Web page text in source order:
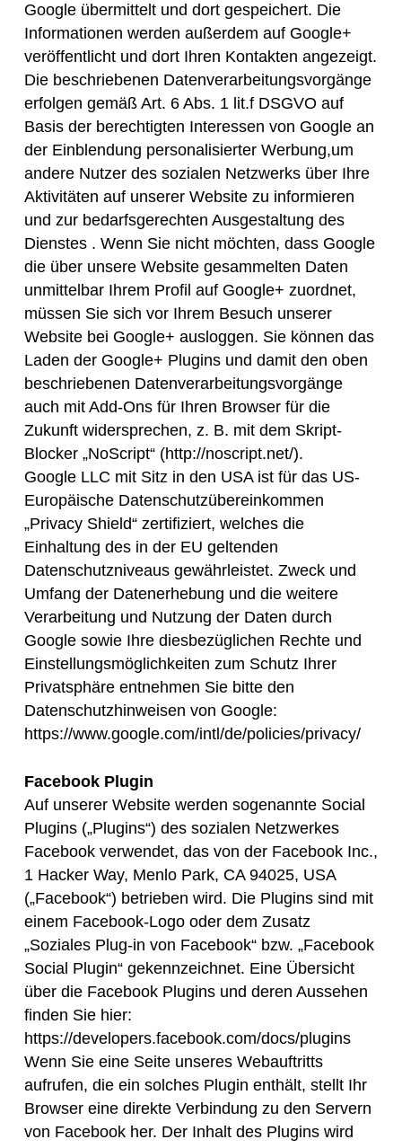
Google übermittelt und dort gespeichert. Die
Informationen werden außerdem auf Google+
veröffentlicht und dort Ihren Kontakten angezeigt.
Die beschriebenen Datenverarbeitungsvorgänge
erfolgen gemäß Art. 6 Abs. 1 lit.f DSGVO auf
Basis der berechtigten Interessen von Google an
der Einblendung personalisierter Werbung,um
andere Nutzer des sozialen Netzwerks über Ihre
Aktivitäten auf unserer Website zu informieren
und zur bedarfsgerechten Ausgestaltung des
Dienstes . Wenn Sie nicht möchten, dass Google
die über unsere Website gesammelten Daten
unmittelbar Ihrem Profil auf Google+ zuordnet,
müssen Sie sich vor Ihrem Besuch unserer
Website bei Google+ ausloggen. Sie können das
Laden der Google+ Plugins und damit den oben
beschriebenen Datenverarbeitungsvorgänge
auch mit Add-Ons für Ihren Browser für die
Zukunft widersprechen, z. B. mit dem Skript-
Blocker „NoScript“ (http://noscript.net/).
Google LLC mit Sitz in den USA ist für das US-
Europäische Datenschutzübereinkommen
„Privacy Shield“ zertifiziert, welches die
Einhaltung des in der EU geltenden
Datenschutzniveaus gewährleistet. Zweck und
Umfang der Datenerhebung und die weitere
Verarbeitung und Nutzung der Daten durch
Google sowie Ihre diesbezüglichen Rechte und
Einstellungsmöglichkeiten zum Schutz Ihrer
Privatsphäre entnehmen Sie bitte den
Datenschutzhinweisen von Google:
https://www.google.com/intl/de/policies/privacy/
Facebook Plugin
Auf unserer Website werden sogenannte Social
Plugins („Plugins“) des sozialen Netzwerkes
Facebook verwendet, das von der Facebook Inc.,
1 Hacker Way, Menlo Park, CA 94025, USA
(„Facebook“) betrieben wird. Die Plugins sind mit
einem Facebook-Logo oder dem Zusatz
„Soziales Plug-in von Facebook“ bzw. „Facebook
Social Plugin“ gekennzeichnet. Eine Übersicht
über die Facebook Plugins und deren Aussehen
finden Sie hier:
https://developers.facebook.com/docs/plugins
Wenn Sie eine Seite unseres Webauftritts
aufrufen, die ein solches Plugin enthält, stellt Ihr
Browser eine direkte Verbindung zu den Servern
von Facebook her. Der Inhalt des Plugins wird